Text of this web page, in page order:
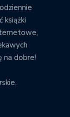
książki
na dobre!